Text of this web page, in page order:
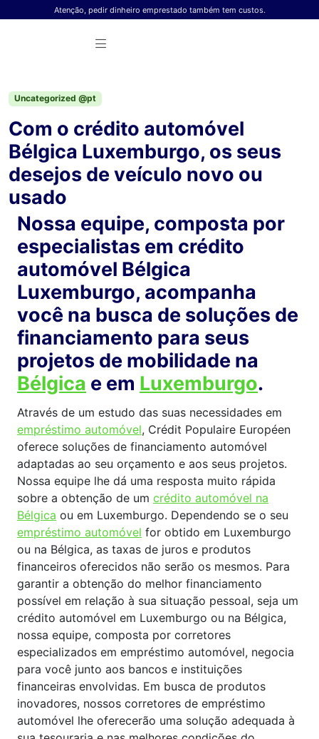
Skip to contentAtenção, pedir dinheiro emprestado também tem custos.
Uncategorized @pt
Com o crédito automóvel
Bélgica Luxemburgo, os seus
desejos de veículo novo ou
usado
Nossa equipe, composta por
especialistas em crédito
automóvel Bélgica
Luxemburgo, acompanha
você na busca de soluções de
financiamento para seus
projetos de mobilidade na
Bélgica e em Luxemburgo.
Através de um estudo das suas necessidades em
empréstimo automóvel, Crédit Populaire Européen
oferece soluções de financiamento automóvel
adaptadas ao seu orçamento e aos seus projetos.
Nossa equipe lhe dá uma resposta muito rápida
sobre a obtenção de um crédito automóvel na
Bélgica ou em Luxemburgo. Dependendo se o seu
empréstimo automóvel for obtido em Luxemburgo
ou na Bélgica, as taxas de juros e produtos
financeiros oferecidos não serão os mesmos. Para
garantir a obtenção do melhor financiamento
possível em relação à sua situação pessoal, seja um
crédito automóvel em Luxemburgo ou na Bélgica,
nossa equipe, composta por corretores
especializados em empréstimo automóvel, negocia
para você junto aos bancos e instituições
financeiras envolvidas. Em busca de produtos
inovadores, nossos corretores de empréstimo
automóvel lhe oferecerão uma solução adequada à